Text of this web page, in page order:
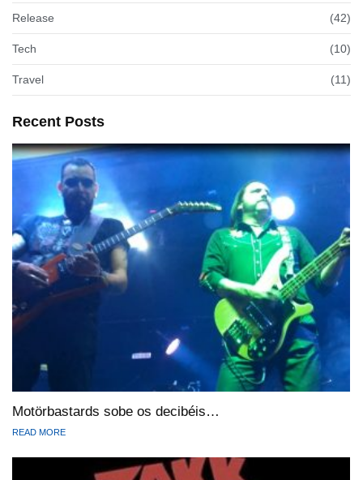
Release (42)
Tech (10)
Travel (11)
Recent Posts
Motörbastards sobe os decibéis…
READ MORE